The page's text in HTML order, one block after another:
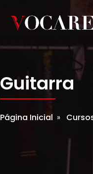
Guitarra
Página Inicial »